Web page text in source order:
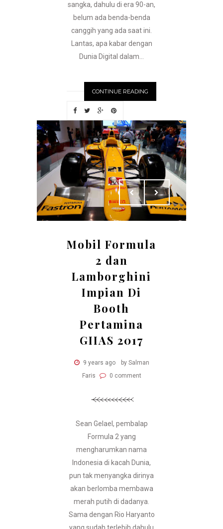
sangka, dahulu di era 90-an,
belum ada benda-benda
canggih yang ada saat ini.
Lantas, apa kabar dengan
Dunia Digital dalam...
CONTINUE READING
Mobil Formula
2 dan
Lamborghini
Impian Di
Booth
Pertamina
GIIAS 2017
9 years ago
by Salman
Faris
0 comment
Sean Gelael, pembalap
Formula 2 yang
mengharumkan nama
Indonesia di kacah Dunia,
pun tak menyangka dirinya
akan berlomba membawa
merah putih di dadanya.
Sama dengan Rio Haryanto